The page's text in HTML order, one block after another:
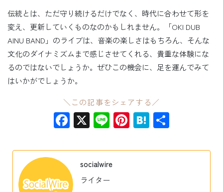
伝統とは、ただ守り続けるだけでなく、時代に合わせて形を
変え、更新していくものなのかもしれません。「OKI DUB
AINU BAND」のライブは、音楽の楽しさはもちろん、そんな
文化のダイナミズムまで感じさせてくれる、貴重な体験にな
るのではないでしょうか。ぜひこの機会に、足を運んでみて
はいかがでしょうか。
＼この記事をシェアする／
Facebook
X LinePinterest
Hatena
socialwire
ライター